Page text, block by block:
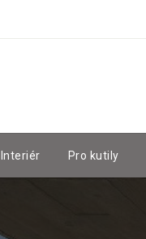
Interiér Pro kutily